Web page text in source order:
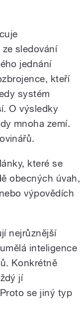
sledování
jednání
kteří
systém
O výsledky
mnoha zemí.
které se
obecných úvah,
výpovědích
nejrůznější
inteligence
Konkrétně
jí
se jiný typ